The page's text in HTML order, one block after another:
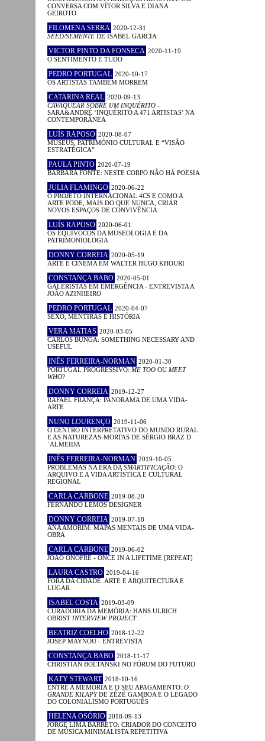
CONVERSA COM VÍTOR SILVA E DIANA
GEIROTO.
FILOMENA SERRA 2020-12-31
SEED/SEMENTE DE ISABEL GARCIA
VICTOR PINTO DA FONSECA 2020-11-19
O SENTIMENTO É TUDO
PEDRO PORTUGAL 2020-10-17
OS ARTISTAS TAMBÉM MORREM
CATARINA REAL 2020-09-13
CAVAQUEAR SOBRE UM INQUÉRITO -
SARA&ANDRÉ ‘INQUÉRITO A 471 ARTISTAS’ NA
CONTEMPORÂNEA
LUÍS RAPOSO 2020-08-07
MUSEUS, PATRIMÓNIO CULTURAL E “VISÃO
ESTRATÉGICA”
PAULA PINTO 2020-07-19
BÁRBARA FONTE: NESTE CORPO NÃO HÁ POESIA
JULIA FLAMINGO 2020-06-22
O PROJETO INTERNACIONAL 4CS E COMO A
ARTE PODE, MAIS DO QUE NUNCA, CRIAR
NOVOS ESPAÇOS DE CONVIVÊNCIA
LUÍS RAPOSO 2020-06-01
OS EQUÍVOCOS DA MUSEOLOGIA E DA
PATRIMONIOLOGIA
DONNY CORREIA 2020-05-19
ARTE E CINEMA EM WALTER HUGO KHOURI
CONSTANÇA BABO 2020-05-01
GALERISTAS EM EMERGÊNCIA - ENTREVISTA A
JOÃO AZINHEIRO
PEDRO PORTUGAL 2020-04-07
SEXO, MENTIRAS E HISTÓRIA
VERA MATIAS 2020-03-05
CARLOS BUNGA: SOMETHING NECESSARY AND
USEFUL
INÊS FERREIRA-NORMAN 2020-01-30
PORTUGAL PROGRESSIVO: ME TOO OU MEET
WHO?
DONNY CORREIA 2019-12-27
RAFAEL FRANÇA: PANORAMA DE UMA VIDA-
ARTE
NUNO LOURENÇO 2019-11-06
O CENTRO INTERPRETATIVO DO MUNDO RURAL
E AS NATUREZAS-MORTAS DE SÉRGIO BRAZ D
´ALMEIDA
INÊS FERREIRA-NORMAN 2019-10-05
PROBLEMAS NA ERA DA SMARTIFICAÇÃO: O
ARQUIVO E A VIDA ARTÍSTICA E CULTURAL
REGIONAL
CARLA CARBONE 2019-08-20
FERNANDO LEMOS DESIGNER
DONNY CORREIA 2019-07-18
ANA AMORIM: MAPAS MENTAIS DE UMA VIDA-
OBRA
CARLA CARBONE 2019-06-02
JOÃO ONOFRE - ONCE IN A LIFETIME [REPEAT]
LAURA CASTRO 2019-04-16
FORA DA CIDADE. ARTE E ARQUITECTURA E
LUGAR
ISABEL COSTA 2019-03-09
CURADORIA DA MEMÓRIA: HANS ULRICH
OBRIST INTERVIEW PROJECT
BEATRIZ COELHO 2018-12-22
JOSEP MAYNOU - ENTREVISTA
CONSTANÇA BABO 2018-11-17
CHRISTIAN BOLTANSKI NO FÓRUM DO FUTURO
KATY STEWART 2018-10-16
ENTRE A MEMÓRIA E O SEU APAGAMENTO: O
GRANDE KILAPYDE ZÉZÉ GAMBOA E O LEGADO
DO COLONIALISMO PORTUGUÊS
HELENA OSÓRIO 2018-09-13
JORGE LIMA BARRETO: CRIADOR DO CONCEITO
DE MÚSICA MINIMALISTA REPETITIVA